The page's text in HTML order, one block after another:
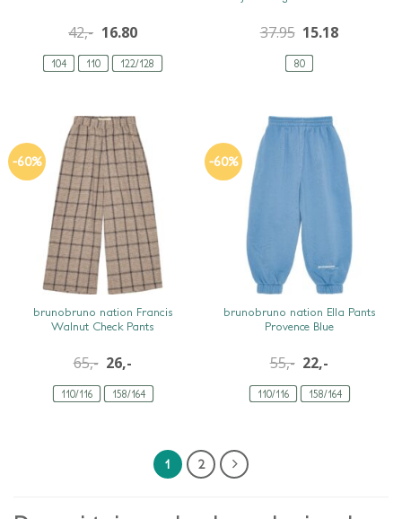
104 110 122/128
42,- 16.80
80
37.95 15.18
-60%
SNEL BEKIJKEN
110/116 158/164
brunobruno nation Francis
Walnut Check Pants
65,- 26,-
-60%
SNEL BEKIJKEN
110/116 158/164
brunobruno nation Ella Pants
Provence Blue
55,- 22,-
1 2